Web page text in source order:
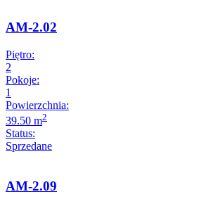
AM-2.02
Piętro:
2
Pokoje:
1
Powierzchnia:
39.50 m2
Status:
Sprzedane
AM-2.09